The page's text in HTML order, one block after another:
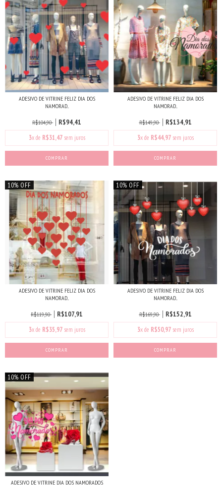
ADESIVO DE VITRINE FELIZ DIA DOS
NAMORAD...
R$104,90 R$94,41
3x de R$31,47sem juros
ADESIVO DE VITRINE FELIZ DIA DOS
NAMORAD...
R$149,90 R$134,91
3x de R$44,97sem juros
10% OFF
ADESIVO DE VITRINE FELIZ DIA DOS
NAMORAD...
R$119,90 R$107,91
3x de R$35,97sem juros
10% OFF
ADESIVO DE VITRINE FELIZ DIA DOS
NAMORAD...
R$169,90 R$152,91
3x de R$50,97sem juros
10% OFF
ADESIVO DE VITRINE DIA DOS NAMORADOS